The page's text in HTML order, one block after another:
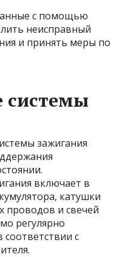
с помощью
неисправный
и принять меры по
системы
зажигания
включает в
катушки
проводов и свечей
регулярно
соответствии с